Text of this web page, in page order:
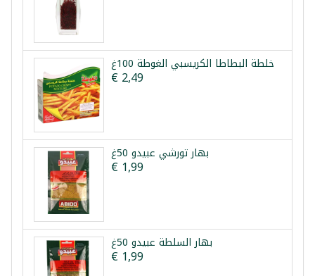
خلطة البطاطا الكريسبي الغوطة 100غ
€ 2,49
بهار تورشي عبيدو 50غ
€ 1,99
بهار السلطة عبيدو 50غ
€ 1,99